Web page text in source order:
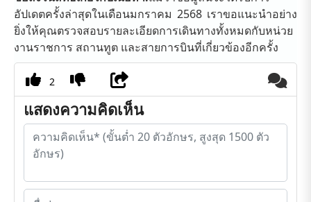
อัปเดตครั้งล่าสุดในเดือนมกราคม 2568 เราขอแนะนำอย่าง
ยิ่งให้คุณตรวจสอบรายละเอียดการเดินทางทั้งหมดกับหน่วย
งานราชการ สถานทูต และสายการบินที่เกี่ยวข้องอีกครั้ง
2
แสดงความคิดเห็น